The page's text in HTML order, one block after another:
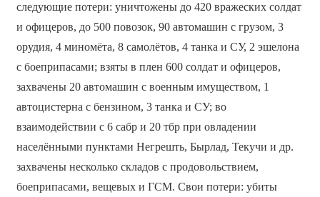
следующие потери: уничтожены до 420 вражеских солдат
и офицеров, до 500 повозок, 90 автомашин с грузом, 3
орудия, 4 миномёта, 8 самолётов, 4 танка и СУ, 2 эшелона
с боеприпасами; взяты в плен 600 солдат и офицеров,
захвачены 20 автомашин с военным имуществом, 1
автоцистерна с бензином, 3 танка и СУ; во
взаимодействии с 6 сабр и 20 тбр при овладении
населёнными пунктами Негрешть, Бырлад, Текучи и др.
захвачены несколько складов с продовольствием,
боеприпасами, вещевых и ГСМ. Свои потери: убиты